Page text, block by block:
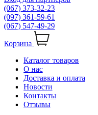
(067) 373-32-23
(097) 361-59-61
(067) 547-49-29
Корзина
Каталог товаров
О нас
Доставка и оплата
Новости
Контакты
Отзывы